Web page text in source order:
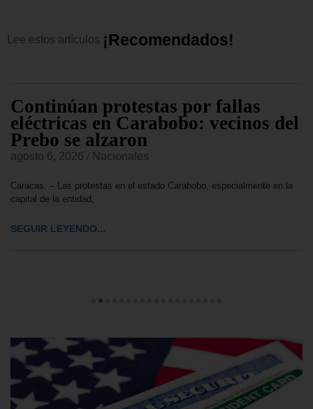
Lee estos artículos ¡Recomend ad os!
Continúan protestas por fallas
eléctricas en Carabobo: vecinos del
Prebo se alzaron
agosto 6, 2026 Nacionales
Caracas. – Las protestas en el estado Carabobo, especialmente en la
capital de la entidad,
SEGUIR LEYENDO...